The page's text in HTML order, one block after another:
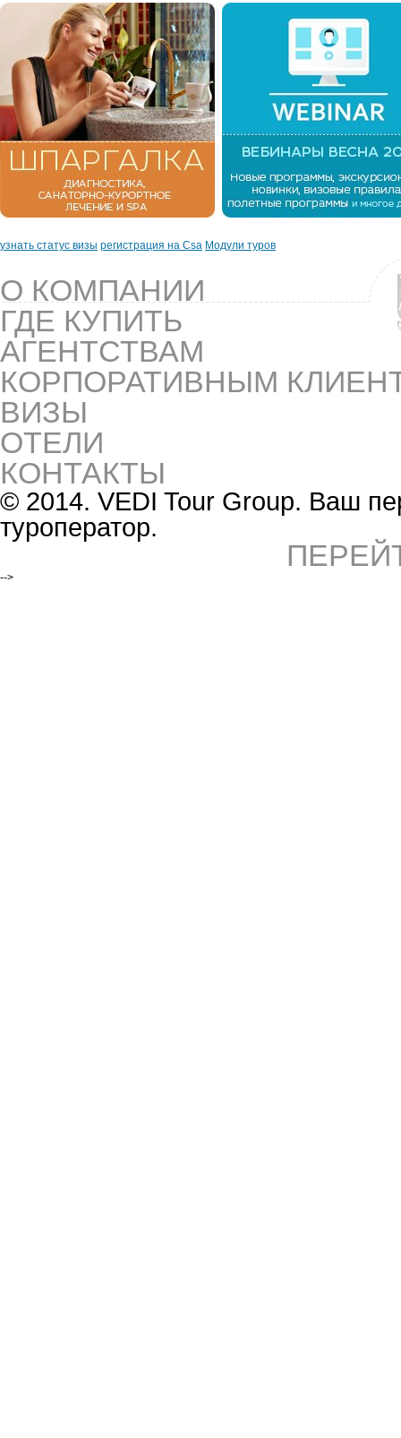
узнать статус визы регистрация на Csa Модули туров
О КОМПАНИИ
ГДЕ КУПИТЬ
АГЕНТСТВАМ
КОРПОРАТИВНЫМ
ВИЗЫ
ОТЕЛИ
КОНТАКТЫ
© 2014. VEDI Tour Group. Ваш
туроператор.
-->